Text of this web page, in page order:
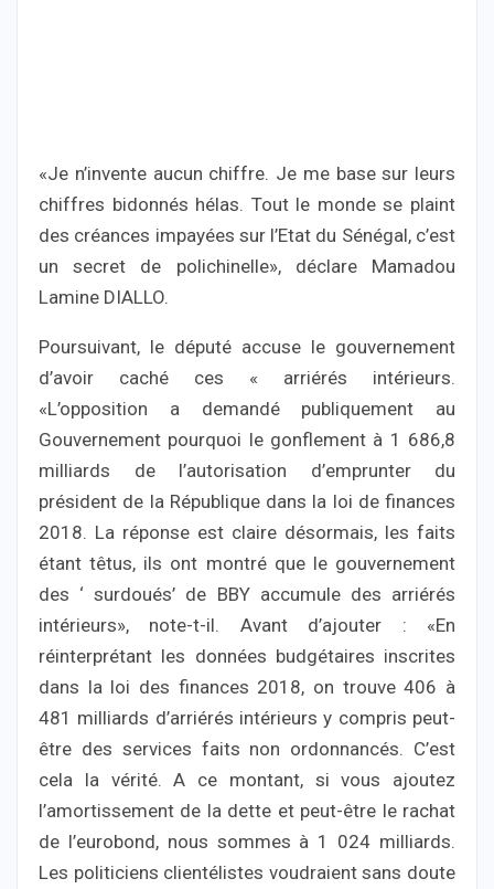
«Je n’invente aucun chiffre. Je me base sur leurs
chiffres bidonnés hélas. Tout le monde se plaint
des créances impayées sur l’Etat du Sénégal, c’est
un secret de polichinelle», déclare Mamadou
Lamine DIALLO.
Poursuivant, le député accuse le gouvernement
d’avoir caché ces « arriérés intérieurs.
«L’opposition a demandé publiquement au
Gouvernement pourquoi le gonflement à 1 686,8
milliards de l’autorisation d’emprunter du
président de la République dans la loi de finances
2018. La réponse est claire désormais, les faits
étant têtus, ils ont montré que le gouvernement
des ‘ surdoués’ de BBY accumule des arriérés
intérieurs», note-t-il. Avant d’ajouter : «En
réinterprétant les données budgétaires inscrites
dans la loi des finances 2018, on trouve 406 à
481 milliards d’arriérés intérieurs y compris peut-
être des services faits non ordonnancés. C’est
cela la vérité. A ce montant, si vous ajoutez
l’amortissement de la dette et peut-être le rachat
de l’eurobond, nous sommes à 1 024 milliards.
Les politiciens clientélistes voudraient sans doute